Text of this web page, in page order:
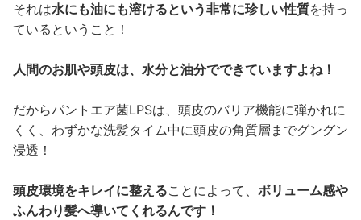
それは水にも油にも溶けるという非常に珍しい性質を持っ
ているということ！
人間のお肌や頭皮は、水分と油分でできていますよね！
だからパントエア菌LPSは、頭皮のバリア機能に弾かれに
くく、わずかな洗髪タイム中に頭皮の角質層までグングン
浸透！
頭皮環境をキレイに整えることによって、 ボリューム感や
ふんわり髪へ導いてくれるんです！